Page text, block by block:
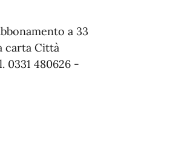
a 33
carta Città
0331 480626 -